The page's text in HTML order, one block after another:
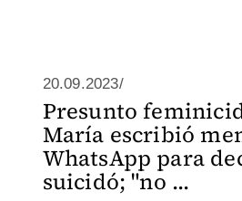
20.09.2023/
Presunto
María escribió
WhatsApp para
suicidó; "no ...